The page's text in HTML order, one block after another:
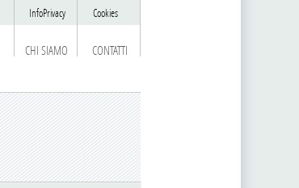
CHI SIAMO CONTATTI
InfoPrivacy Cookies